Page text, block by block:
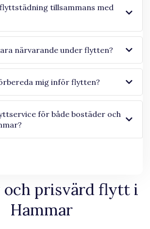
tillsammans med
närvarande under flytten?
mig inför flytten?
för både bostäder och
och prisvärd flytt i
Hammar